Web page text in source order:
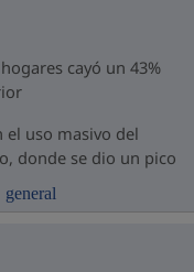
cayó un 43%
uso masivo del
donde se dio un pico
general